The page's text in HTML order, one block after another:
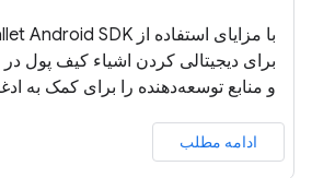
و منابع توسعه‌دهنده را برای کمک به
ادامه مطلب